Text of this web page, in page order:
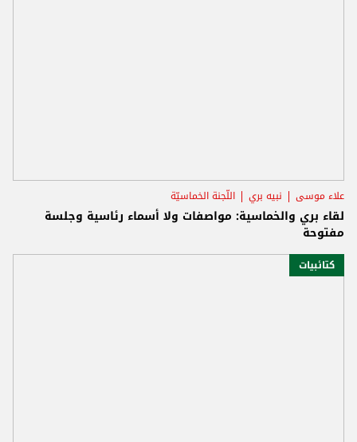
علاء موسى نبيه بري اللّجنة الخماسيّة
لقاء بري والخماسية: مواصفات ولا أسماء رئاسية وجلسة
مفتوحة
كتائبيات